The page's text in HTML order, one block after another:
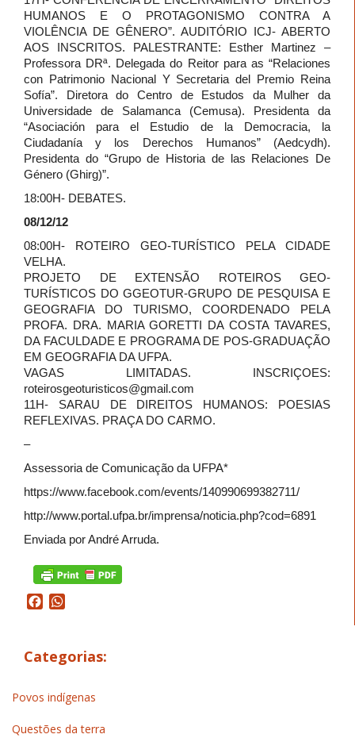
HUMANOS E O PROTAGONISMO CONTRA A
VIOLÊNCIA DE GÊNERO”. AUDITÓRIO ICJ- ABERTO
AOS INSCRITOS. PALESTRANTE: Esther Martinez –
Professora DRª. Delegada do Reitor para as “Relaciones
con Patrimonio Nacional Y Secretaria del Premio Reina
Sofía”. Diretora do Centro de Estudos da Mulher da
Universidade de Salamanca (Cemusa). Presidenta da
“Asociación para el Estudio de la Democracia, la
Ciudadanía y los Derechos Humanos” (Aedcydh).
Presidenta do “Grupo de Historia de las Relaciones De
Género (Ghirg)”.
18:00H- DEBATES.
08/12/12
08:00H- ROTEIRO GEO-TURÍSTICO PELA CIDADE
VELHA.
PROJETO DE EXTENSÃO ROTEIROS GEO-
TURÍSTICOS DO GGEOTUR-GRUPO DE PESQUISA E
GEOGRAFIA DO TURISMO, COORDENADO PELA
PROFA. DRA. MARIA GORETTI DA COSTA TAVARES,
DA FACULDADE E PROGRAMA DE POS-GRADUAÇÃO
EM GEOGRAFIA DA UFPA.
VAGAS LIMITADAS. INSCRIÇOES:
roteirosgeoturisticos@gmail.com
11H- SARAU DE DIREITOS HUMANOS: POESIAS
REFLEXIVAS. PRAÇA DO CARMO.
–
Assessoria de Comunicação da UFPA*
https://www.facebook.com/events/140990699382711/
http://www.portal.ufpa.br/imprensa/noticia.php?cod=6891
Enviada por André Arruda.
Facebook
Categorias:
Povos indígenas
Questões da terra